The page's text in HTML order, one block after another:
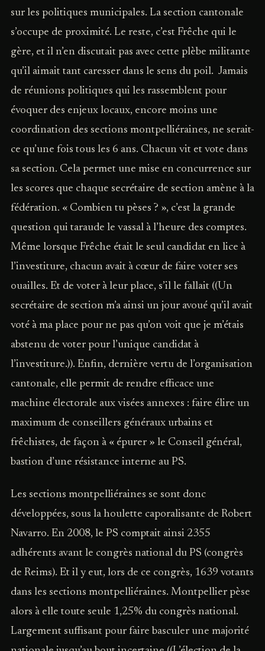
sur les politiques municipales. La section cantonale
s’occupe de proximité. Le reste, c’est Frêche qui le
gère, et il n’en discutait pas avec cette plèbe militante
qu’il aimait tant caresser dans le sens du poil. Jamais
de réunions politiques qui les rassemblent pour
évoquer des enjeux locaux, encore moins une
coordination des sections montpelliéraines, ne serait-
ce qu’une fois tous les 6 ans. Chacun vit et vote dans
sa section. Cela permet une mise en concurrence sur
les scores que chaque secrétaire de section amène à la
fédération. « Combien tu pèses ? », c’est la grande
question qui taraude le vassal à l’heure des comptes.
Même lorsque Frêche était le seul candidat en lice à
l’investiture, chacun avait à cœur de faire voter ses
ouailles. Et de voter à leur place, s’il le fallait ((Un
secrétaire de section m’a ainsi un jour avoué qu’il avait
voté à ma place pour ne pas qu’on voit que je m’étais
abstenu de voter pour l’unique candidat à
l’investiture.)). Enfin, dernière vertu de l’organisation
cantonale, elle permit de rendre efficace une
machine électorale aux visées annexes : faire élire un
maximum de conseillers généraux urbains et
frêchistes, de façon à « épurer » le Conseil général,
bastion d’une résistance interne au PS.
Les sections montpelliéraines se sont donc
développées, sous la houlette caporalisante de Robert
Navarro. En 2008, le PS comptait ainsi 2355
adhérents avant le congrès national du PS (congrès
de Reims). Et il y eut, lors de ce congrès, 1639 votants
dans les sections montpelliéraines. Montpellier pèse
alors à elle toute seule 1,25% du congrès national.
Largement suffisant pour faire basculer une majorité